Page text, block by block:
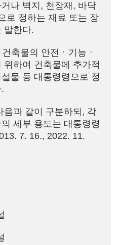
나 벽지, 천장재, 바닥
로 정하는 재료 또는 장
말한다.
축물의 안전ㆍ기능ㆍ
위하여 건축물에 추가적
물 등 대통령령으로 정
과 같이 구분하되, 각
세부 용도는 대통령령
7. 16., 2022. 11.